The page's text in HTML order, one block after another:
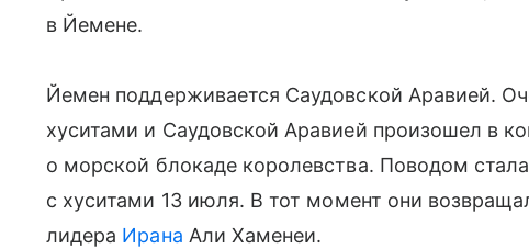
в Йемене.
Йемен поддерживается Саудовской Аравией.
хуситами и Саудовской Аравией произошел в
о морской блокаде королевства. Поводом
с хуситами 13 июля. В тот момент они
лидера Ирана Али Хаменеи.